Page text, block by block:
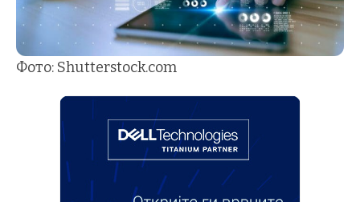
Фото: Shutterstock.com